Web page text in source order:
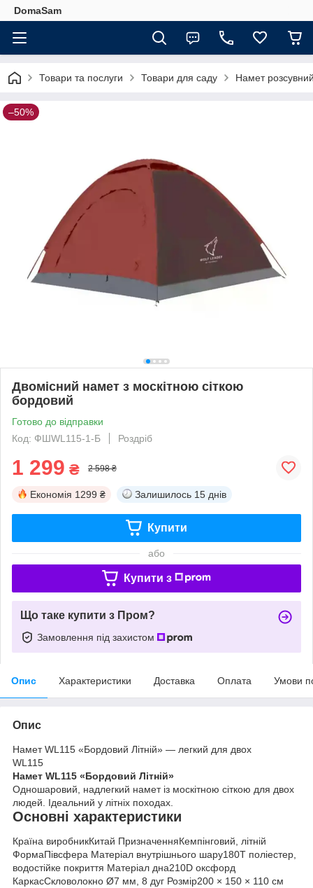
DomaSam
Товари та послуги Товари для саду Намет
–50%
Двомісний намет з москітною сіткою
бордовий
Готово до відправки
Код: ФШWL115-1-Б
Роздріб
1 299 ₴ 2 598 ₴
Економія 1299 ₴ Залишилось 15 днів
Купити
або
Купити з
Що таке купити з Пром?
Замовлення під захистом
Опис Характеристики Доставка Оплата Умови
Опис
Намет WL115 «Бордовий Літній» — легкий для двох
WL115
Намет WL115 «Бордовий Літній»
Одношаровий, надлегкий намет із москітною сіткою для двох
людей. Ідеальний у літніх походах.
Основні характеристики
Країна виробникКитай ПризначенняКемпінговий, літній
ФормаПівсфера Матеріал внутрішнього шару180T поліестер,
водостійке покриття Матеріал дна210D оксфорд
КаркасСкловолокно Ø7 мм, 8 дуг Розмір200 × 150 × 110 см